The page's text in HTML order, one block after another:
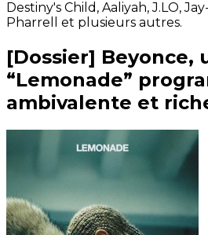
Destiny's Child, Aaliyah, J.LO,
Pharrell et plusieurs autres.
[Dossier] Beyonce,
“Lemonade”
ambivalente et